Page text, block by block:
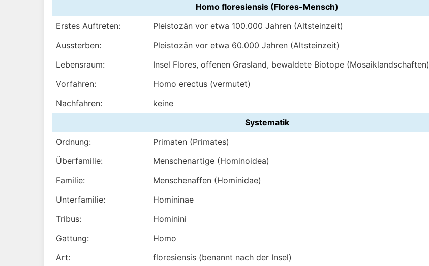
Homo floresiensis (Flores-Mensch)
Erstes Auftreten:
Pleistozän vor etwa 100.000 Jahren (Altsteinzeit)
Aussterben:
Pleistozän vor etwa 60.000 Jahren (Altsteinzeit)
Lebensraum:
Insel Flores, offenen Grasland, bewaldete Biotope (Mosaiklandschaften)
Vorfahren:
Homo erectus (vermutet)
Nachfahren:
keine
Systematik
Ordnung:
Primaten (Primates)
Überfamilie:
Menschenartige (Hominoidea)
Familie:
Menschenaffen (Hominidae)
Unterfamilie:
Homininae
Tribus:
Hominini
Gattung:
Homo
Art:
floresiensis (benannt nach der Insel)